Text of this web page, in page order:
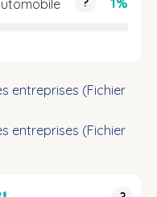
entreprises (Fichier
entreprises (Fichier